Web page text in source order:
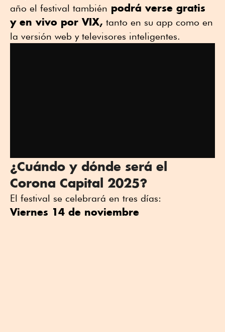
año el festival también podrá verse gratis
y en vivo por VIX, tanto en su app como en
la versión web y televisores inteligentes.
¿Cuándo y dónde será el
Corona Capital 2025?
El festival se celebrará en tres días:
Viernes 14 de noviembre